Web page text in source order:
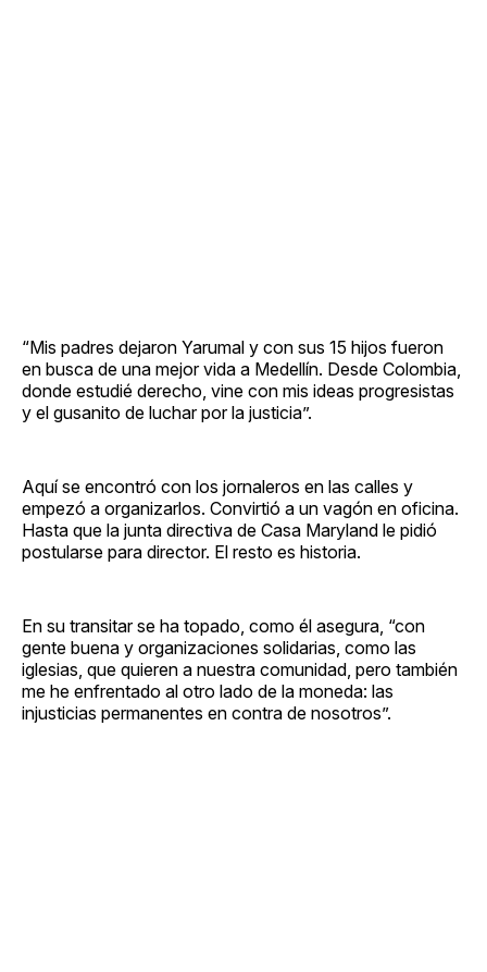
“Mis padres dejaron Yarumal y con sus 15 hijos fueron
en busca de una mejor vida a Medellín. Desde Colombia,
donde estudié derecho, vine con mis ideas progresistas
y el gusanito de luchar por la justicia”.
Aquí se encontró con los jornaleros en las calles y
empezó a organizarlos. Convirtió a un vagón en oficina.
Hasta que la junta directiva de Casa Maryland le pidió
postularse para director. El resto es historia.
En su transitar se ha topado, como él asegura, “con
gente buena y organizaciones solidarias, como las
iglesias, que quieren a nuestra comunidad, pero también
me he enfrentado al otro lado de la moneda: las
injusticias permanentes en contra de nosotros”.